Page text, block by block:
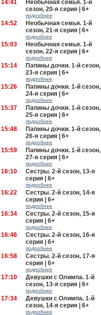
14:41
Необычная семья. 1-й
сезон, 20-я серия | 6+
подробнее
14:52
Необычная семья. 1-й
сезон, 21-я серия | 6+
подробнее
15:03
Необычная семья. 1-й
сезон, 22-я серия | 6+
подробнее
15:14
Папины дочки. 1-й сезон,
23-я серия | 6+
подробнее
15:26
Папины дочки. 1-й сезон,
24-я серия | 6+
подробнее
15:37
Папины дочки. 1-й сезон,
25-я серия | 6+
подробнее
15:48
Папины дочки. 1-й сезон,
26-я серия | 6+
подробнее
15:59
Папины дочки. 1-й сезон,
27-я серия | 6+
подробнее
16:10
Сестры. 2-й сезон, 13-я
серия | 6+
подробнее
16:22
Сестры. 2-й сезон, 14-я
серия | 6+
подробнее
16:34
Сестры. 2-й сезон, 15-я
серия | 6+
подробнее
16:46
Сестры. 2-й сезон, 16-я
серия | 6+
подробнее
16:58
Сестры. 2-й сезон, 17-я
серия | 6+
подробнее
17:10
Девушки с Олимпа. 1-й
сезон, 13-я серия | 6+
подробнее
17:34
Девушки с Олимпа. 1-й
сезон, 14-я серия | 6+
подробнее